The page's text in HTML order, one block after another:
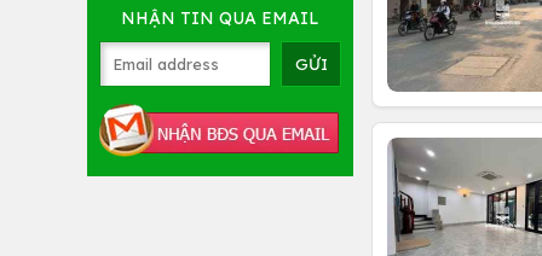
NHẬN TIN QUA EMAIL